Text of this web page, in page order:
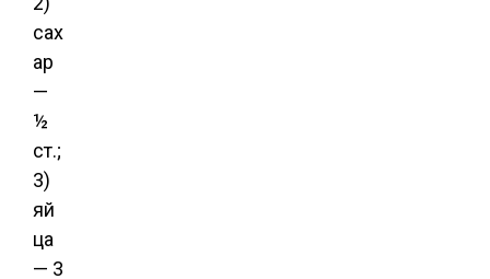
сах
ар
—
½
ст.;
3)
яй
ца
— 3